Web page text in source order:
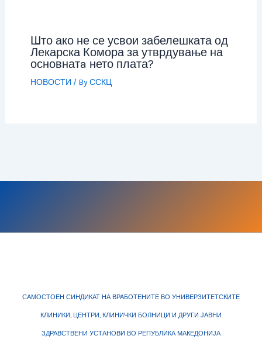
Што ако не се усвои забелешката од
Лекарска Комора за утврдување на
основнатa нето плата?
НОВОСТИ / ByССКЦ
САМОСТОЕН СИНДИКАТ НА ВРАБОТЕНИТЕ ВО УНИВЕРЗИТЕТСКИТЕ
КЛИНИКИ, ЦЕНТРИ, КЛИНИЧКИ БОЛНИЦИ И ДРУГИ ЈАВНИ
ЗДРАВСТВЕНИ УСТАНОВИ ВО РЕПУБЛИКА МАКЕДОНИЈА